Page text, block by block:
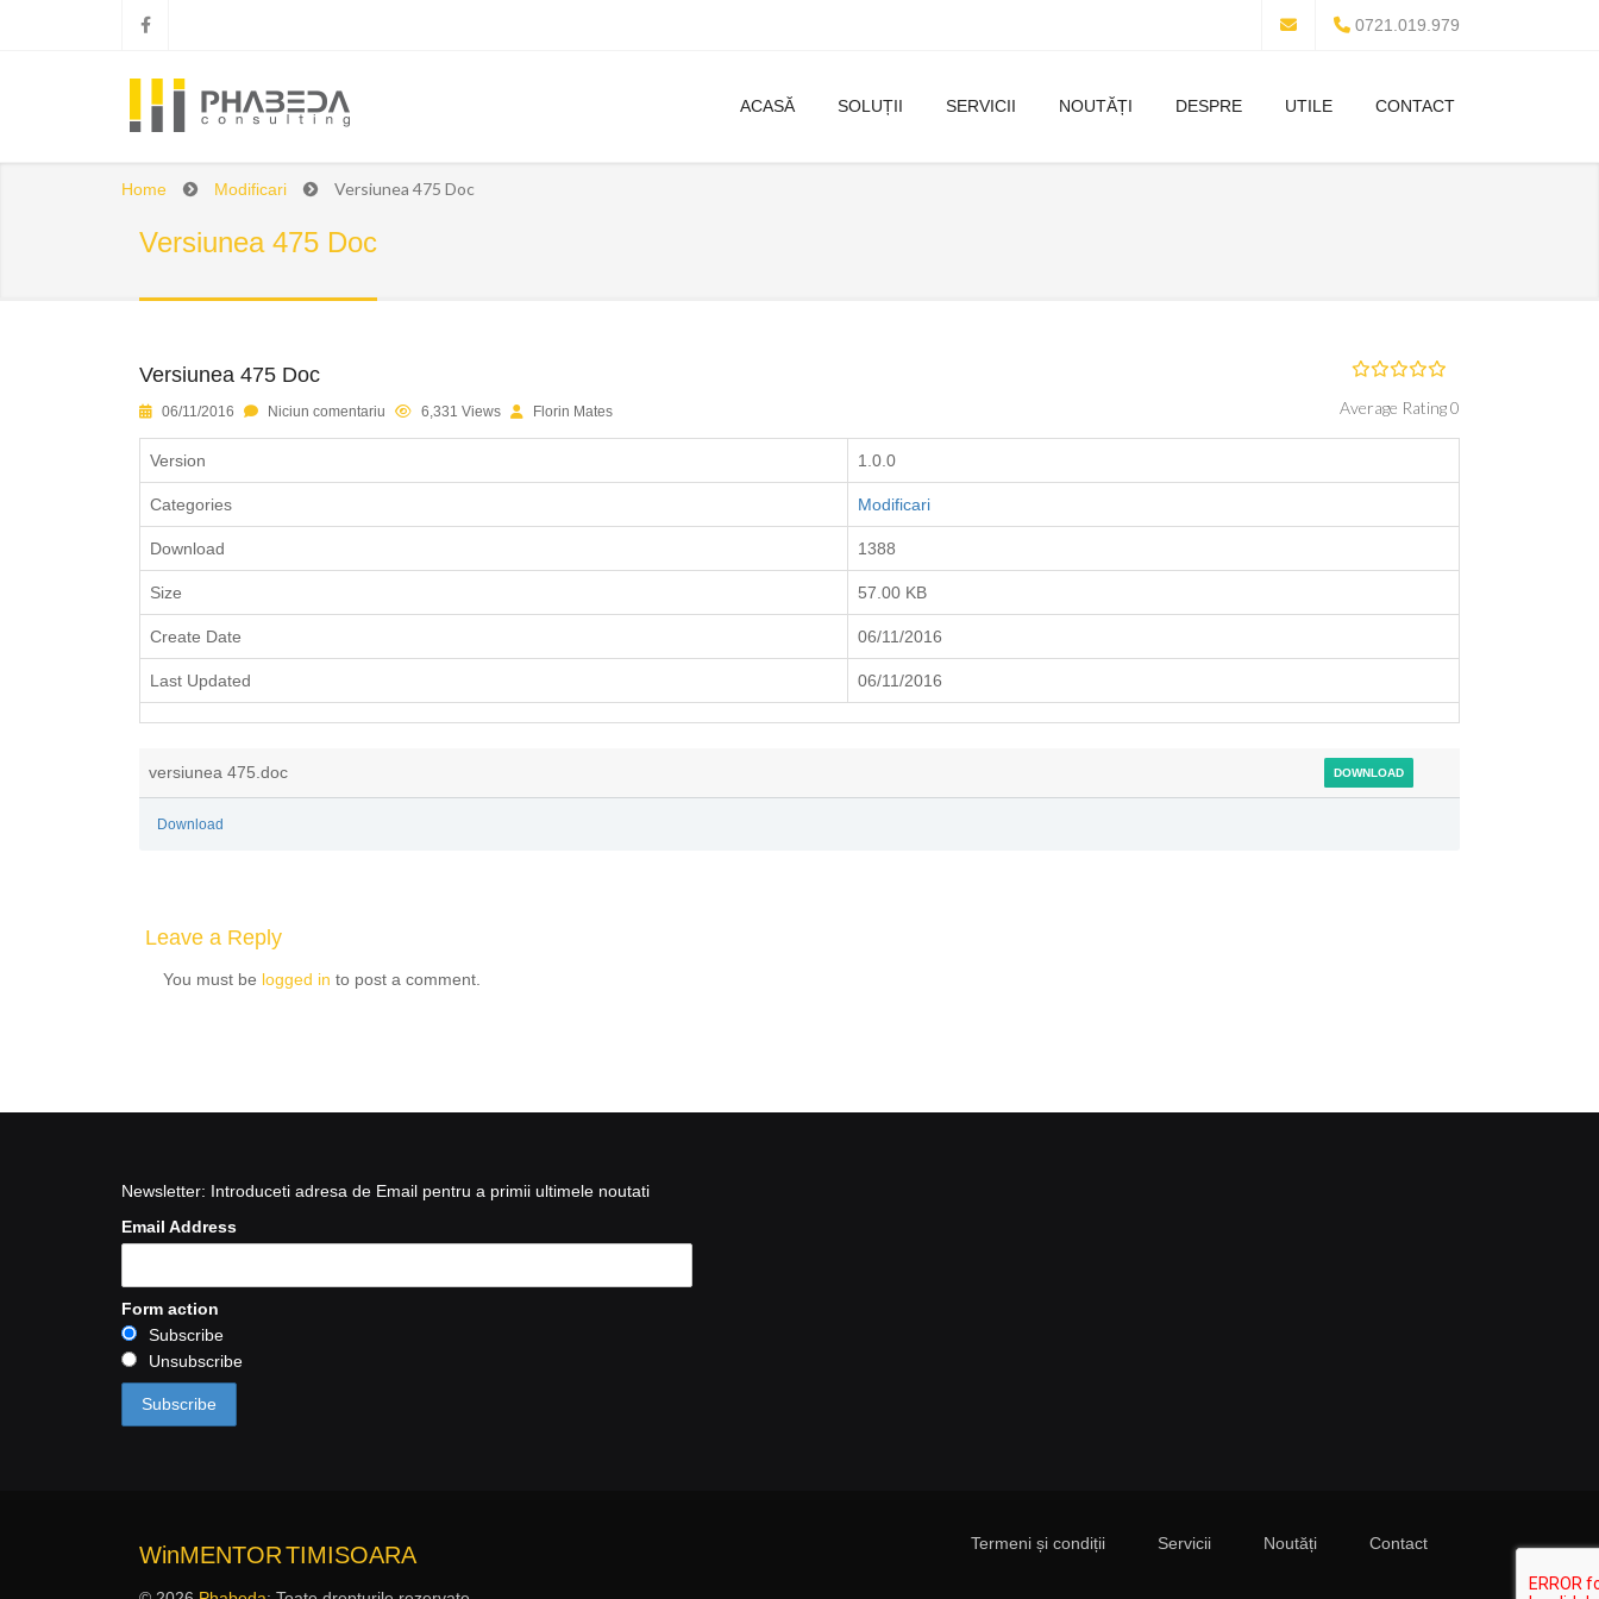
0721.019.979
ACASĂ SOLUȚII SERVICII NOUTĂȚI DESPRE UTILE CONTACT
Versiunea 475 Doc
Home Modificari Versiunea 475 Doc
Versiunea 475 Doc
1 2 3 4 5
Average Rating 0
06/11/2016 Niciun comentariu 6,331 Views Florin Mates
Version 1.0.0
Categories Modificari
Download 1388
Size 57.00 KB
Create Date 06/11/2016
Last Updated 06/11/2016
versiunea 475.doc DOWNLOAD
Download
Leave a Reply
You must be logged in to post a comment.
Newsletter: Introduceti adresa de Email pentru a primii ultimele noutati
Email Address
Form action
Subscribe
Unsubscribe
WinMENTORTIMISOARA Termeni și condiții Servicii Noutăți Contact